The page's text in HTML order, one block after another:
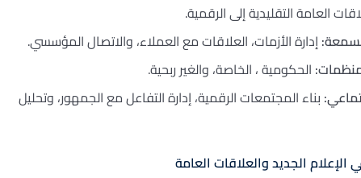
العامة التقليدية إلى الرقمية.
إدارة الأزمات، العلاقات مع العملاء، والاتصال المؤسسي.
الحكومية ، الخاصة، والغير ربحية.
بناء المجتمعات الرقمية، إدارة التفاعل مع الجمهور، وتحليل
الإعلام الجديد والعلاقات العامة